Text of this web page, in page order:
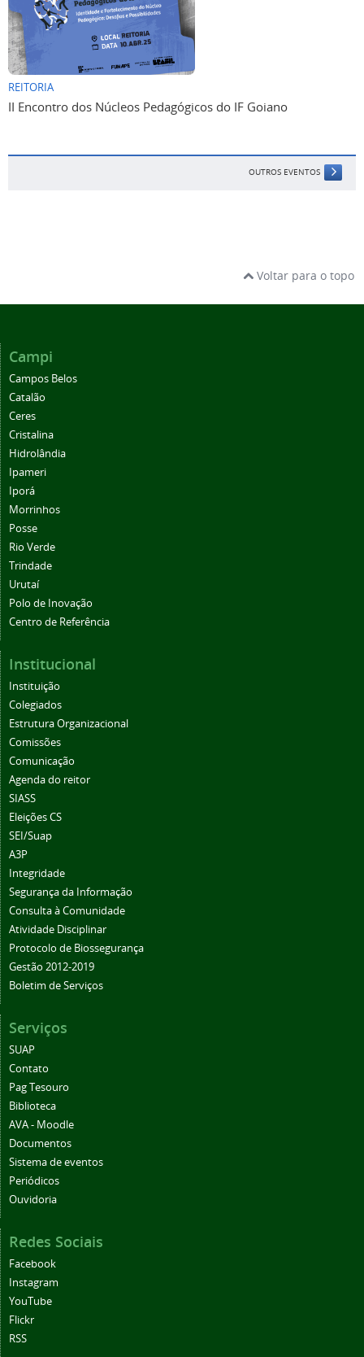
REITORIA
II Encontro dos Núcleos Pedagógicos do IF Goiano
OUTROS EVENTOS
Voltar para o topo
Campi
Campos Belos
Catalão
Ceres
Cristalina
Hidrolândia
Ipameri
Iporá
Morrinhos
Posse
Rio Verde
Trindade
Urutaí
Polo de Inovação
Centro de Referência
Institucional
Instituição
Colegiados
Estrutura Organizacional
Comissões
Comunicação
Agenda do reitor
SIASS
Eleições CS
SEI/Suap
A3P
Integridade
Segurança da Informação
Consulta à Comunidade
Atividade Disciplinar
Protocolo de Biossegurança
Gestão 2012-2019
Boletim de Serviços
Serviços
SUAP
Contato
Pag Tesouro
Biblioteca
AVA - Moodle
Documentos
Sistema de eventos
Periódicos
Ouvidoria
Redes Sociais
Facebook
Instagram
YouTube
Flickr
RSS